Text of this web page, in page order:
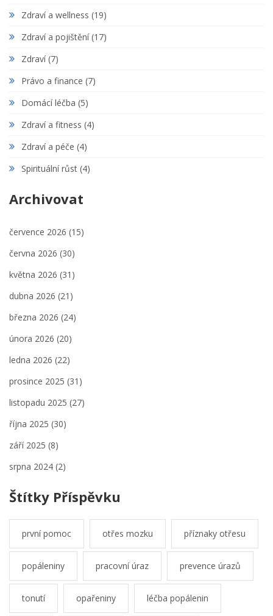
Zdraví a wellness (19)
Zdraví a pojištění(17)
Zdraví(7)
Právo a finance (7)
Domácí léčba (5)
Zdraví a fitness (4)
Zdraví a péče (4)
Spirituální růst (4)
Archivovat
července 2026 (15)
června 2026 (30)
května 2026 (31)
dubna 2026 (21)
března 2026 (24)
února 2026 (20)
ledna 2026 (22)
prosince 2025 (31)
listopadu 2025 (27)
října 2025 (30)
září 2025 (8)
srpna 2024 (2)
Štítky Příspěvku
první pomoc otřes mozku příznaky otřesu
popáleniny pracovní úraz prevence úrazů
tonutí opařeniny léčba popálenin